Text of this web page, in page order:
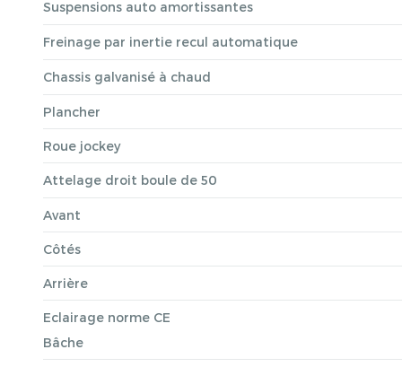
Suspensions auto amortissantes
Freinage par inertie recul automatique
Chassis galvanisé à chaud
Plancher
Roue jockey
Attelage droit boule de 50
Avant
Côtés
Arrière
Eclairage norme CE
Bâche